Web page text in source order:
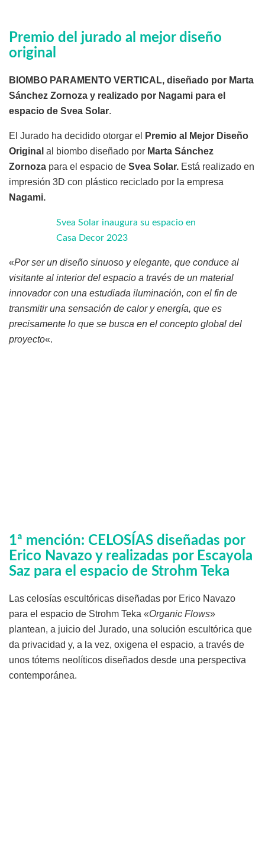
Premio del jurado al mejor diseño
original
BIOMBO PARAMENTO VERTICAL, diseñado por Marta
Sánchez Zornoza y realizado por Nagami para el
espacio de Svea Solar.
El Jurado ha decidido otorgar el
Premio al Mejor Diseño
Original al biombo diseñado por Marta Sánchez
Zornoza para el espacio de Svea Solar. Está realizado en
impresión 3D con plástico reciclado por la empresa
Nagami.
Svea Solar inaugura su espacio en
Casa Decor 2023
«Por ser un diseño sinuoso y elegante, que conduce al
visitante al interior del espacio a través de un material
innovador con una estudiada iluminación, con el fin de
transmitir una sensación de calor y energía, que es
precisamente lo que se busca en el concepto global del
proyecto«.
1ª mención: CELOSÍAS diseñadas por
Erico Navazo y realizadas por Escayola
Saz para el espacio de Strohm Teka
Las celosías escultóricas diseñadas por Erico Navazo
para el espacio de Strohm Teka «Organic Flows»
plantean, a juicio del Jurado, una solución escultórica que
da privacidad y, a la vez, oxigena el espacio, a través de
unos tótems neolíticos diseñados desde una perspectiva
contemporánea.